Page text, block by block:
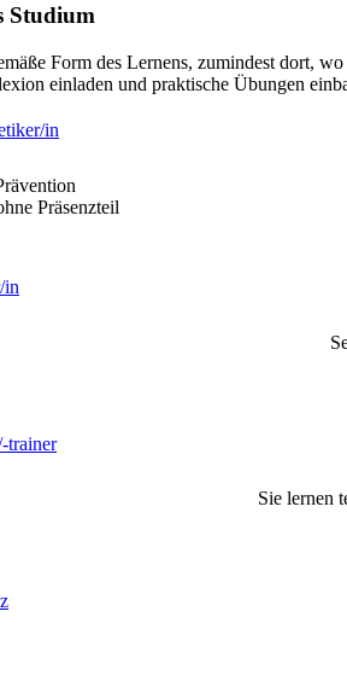
in
in
trainer
Studium
Form des Lernens, zumindest dort,
einladen und praktische Übungen
Präsenzteil
Sie lernen